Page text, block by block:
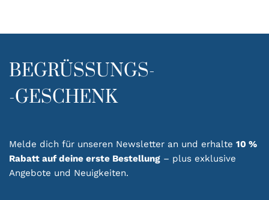
BEGRÜSSUNGS-
-GESCHENK
Melde dich für unseren Newsletter an und erhalte 10 %
Rabatt auf deine erste Bestellung – plus exklusive
Angebote und Neuigkeiten.